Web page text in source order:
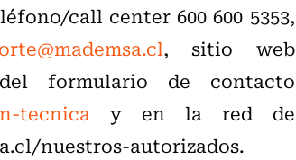
call center 600 600 5353,
, sitio web
formulario de contacto
tecnica y en la red de
nuestros-autorizados.